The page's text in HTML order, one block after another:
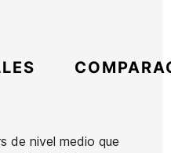
de nivel medio que